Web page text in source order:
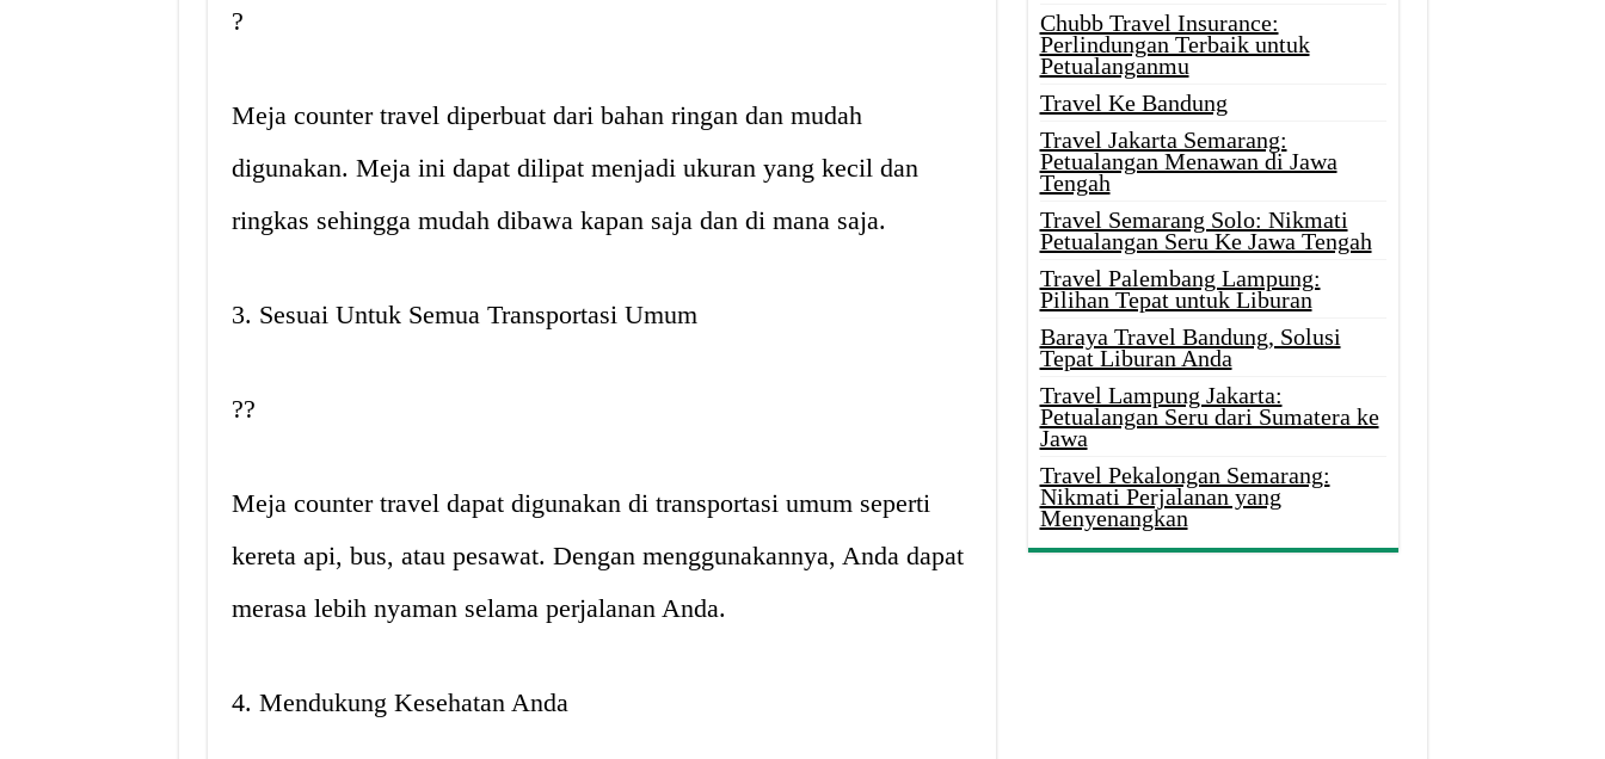
?
Meja counter travel diperbuat dari bahan ringan dan mudah
digunakan. Meja ini dapat dilipat menjadi ukuran yang kecil dan
ringkas sehingga mudah dibawa kapan saja dan di mana saja.
3. Sesuai Untuk Semua Transportasi Umum
??
Meja counter travel dapat digunakan di transportasi umum seperti
kereta api, bus, atau pesawat. Dengan menggunakannya, Anda dapat
merasa lebih nyaman selama perjalanan Anda.
4. Mendukung Kesehatan Anda
Chubb Travel Insurance:
Perlindungan Terbaik untuk
Petualanganmu
Travel Ke Bandung
Travel Jakarta Semarang:
Petualangan Menawan di Jawa
Tengah
Travel Semarang Solo: Nikmati
Petualangan Seru Ke Jawa Tengah
Travel Palembang Lampung:
Pilihan Tepat untuk Liburan
Baraya Travel Bandung, Solusi
Tepat Liburan Anda
Travel Lampung Jakarta:
Petualangan Seru dari Sumatera ke
Jawa
Travel Pekalongan Semarang:
Nikmati Perjalanan yang
Menyenangkan